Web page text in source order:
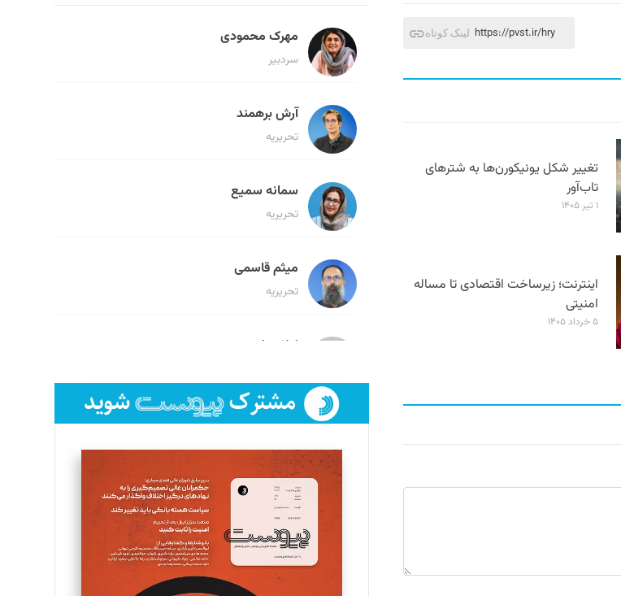
لینک کوتاه https://pvst.ir/hry
تغییر شکل یونیکورن‌ها به شترهای
تاب‌آور
۱ تیر ۱۴۰۵
اینترنت؛ زیرساخت اقتصادی تا مساله
امنیتی
۵ خرداد ۱۴۰۵
مهرک محمودی
سردبیر
آرش برهمند
تحریریه
سمانه سمیع
تحریریه
میثم قاسمی
تحریریه
لیلا حنارود
فائزه فتحی رستمی
تحریریه
سروش کرمیان
تحریریه
مینا پاکدل